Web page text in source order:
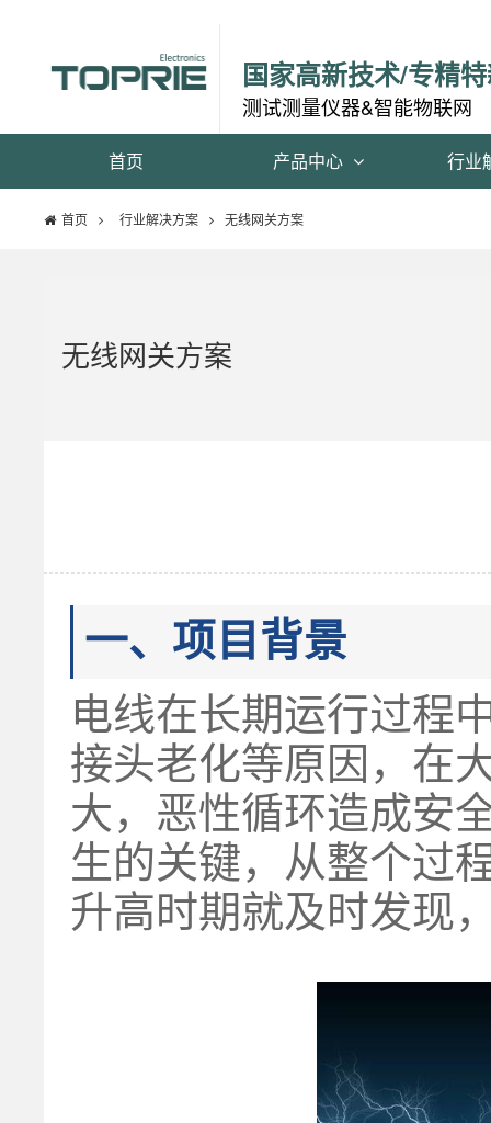
国家高新技术/专精
测试测量仪器&智能物联网
首页 产品中心 行业
首页 行业解决方案 无线网关方案
无线网关方案
一、项目背景
电线在长期运行过程
接头老化等原因，在
大，恶性循环造成安
生的关键，从整个过
升高时期就及时发现